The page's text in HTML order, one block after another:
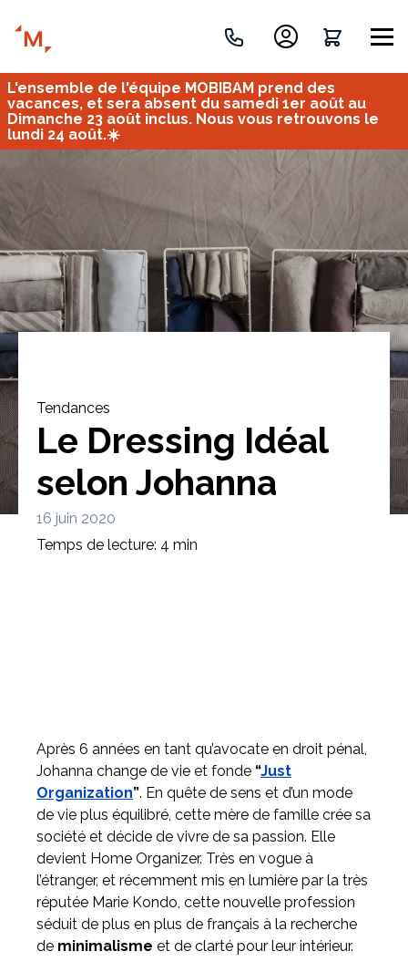
Inspirez-vous du catalogue
Personnalisez nos modèles pour créer le meuble qui vous
ressemble.
Bibliothèque
Meuble d'angle
Créez votre projet de A à Z
Imaginez et concevez un meuble 100% unique.
L'ensemble de l'équipe MOBIBAM prend des
vacances, et sera absent du samedi 1er août au
Dimanche 23 août inclus. Nous vous retrouvons le
lundi 24 août.☀️
Tendances
Le Dressing Idéal
selon Johanna
16 juin 2020
Temps de lecture: 4 min
Après 6 années en tant qu’avocate en droit pénal,
Johanna change de vie et fonde “Just
Organization”. En quête de sens et d’un mode
de vie plus équilibré, cette mère de famille crée sa
société et décide de vivre de sa passion. Elle
devient Home Organizer. Très en vogue à
l’étranger, et récemment mis en lumière par la très
réputée Marie Kondo, cette nouvelle profession
séduit de plus en plus de français à la recherche
de minimalisme et de clarté pour leur intérieur.